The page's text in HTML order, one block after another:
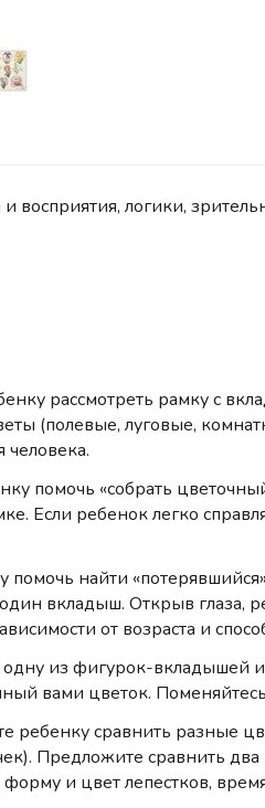
восприятия, логики,
рассмотреть рамку с
(полевые, луговые,
помочь «собрать
Если ребенок легко
найти
один вкладыш. Открыв
от возраста и
из фигурок-вкладышей
вами цветок.
ребенку сравнить разные
Предложите сравнить
и цвет лепестков,